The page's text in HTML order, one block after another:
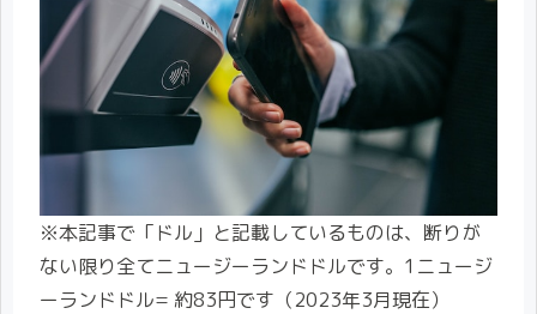
※本記事で「ドル」と記載しているものは、断りが
ない限り全てニュージーランドドルです。1ニュージ
ーランドドル= 約83円です（2023年3月現在）